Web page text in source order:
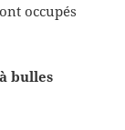
occupés
bulles
à bulles